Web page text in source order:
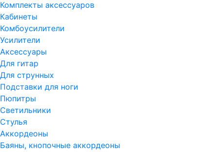
Комплекты аксессуаров
Кабинеты
Комбоусилители
Усилители
Аксессуары
Для гитар
Для струнных
Подставки для ноги
Пюпитры
Светильники
Стулья
Аккордеоны
Баяны, кнопочные аккордеоны